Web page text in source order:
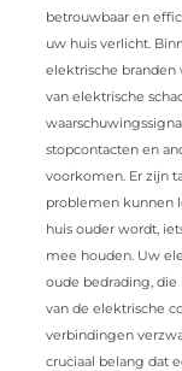
betrouwbaar en
uw huis verlicht.
elektrische branden
van elektrische
stopcontacten en
voorkomen. Er zijn
problemen kunnen
huis ouder wordt,
mee houden. Uw
oude bedrading,
van de elektrische
verbindingen
cruciaal belang dat